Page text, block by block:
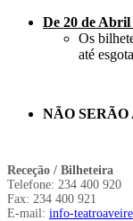
De 20 de
Os
até
NÃO SERÃO
Receção / Bilheteira
Telefone: 234 400 920
Fax: 234 400 921
E-mail: info-